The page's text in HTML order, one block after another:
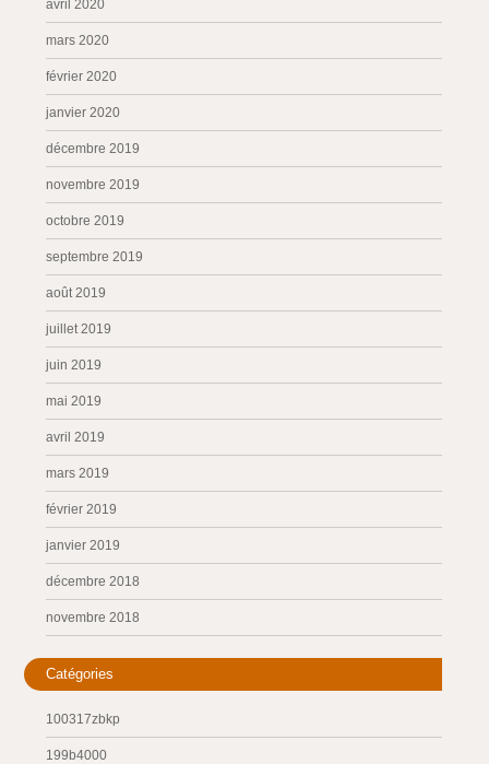
avril 2020
mars 2020
février 2020
janvier 2020
décembre 2019
novembre 2019
octobre 2019
septembre 2019
août 2019
juillet 2019
juin 2019
mai 2019
avril 2019
mars 2019
février 2019
janvier 2019
décembre 2018
novembre 2018
Catégories
100317zbkp
199b4000